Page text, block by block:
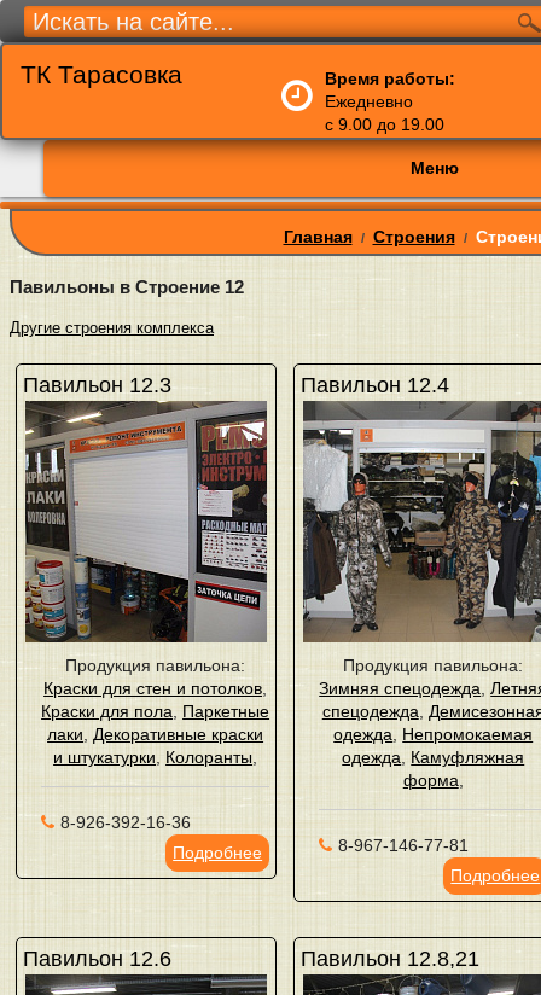
ТК Тарасовка
Время работы:
Ежедневно
с 9.00 до 19.00
Меню
Главная / Строения /
Павильоны в Строение 12
Другие строения комплекса
Павильон 12.3
Продукция павильона:
Краски для стен и потолков,
Краски для пола, Паркетные
лаки,Декоративные краски
и штукатурки, Колоранты,
8-926-392-16-36
Подробнее
Павильон 12.4
Продукция павильона:
Зимняя спецодежда,
спецодежда,
одежда, Непромокаемая
одежда, Камуфляжная
форма,
8-967-146-77-81
Подробнее
Павильон 12.6 Павильон 12.8,21